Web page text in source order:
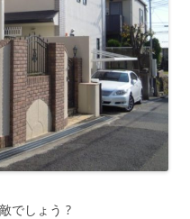
でしょう ?